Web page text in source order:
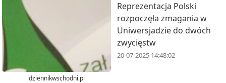
dziennikwschodni.pl
Reprezentacja Polski
rozpoczęła zmagania w
Uniwersjadzie do dwóch
zwycięstw
20-07-2025 14:48:02